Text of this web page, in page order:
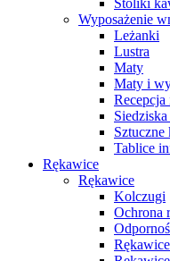
Wyposażenie
Leżanki
Lustra
Maty
Maty i
Recepcja
Siedziska
Tablice
Rękawice
Rękawice
Kolczugi
Ochrona